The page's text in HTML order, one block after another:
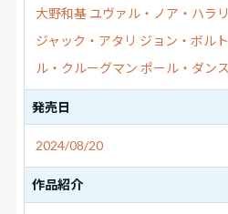
大野和基 ユヴァル・ノア・ハラリ
ジャック・アタリ ジョン・ボル
ル・クルーグマン ポール・ダンス
発売日
2024/08/20
作品紹介